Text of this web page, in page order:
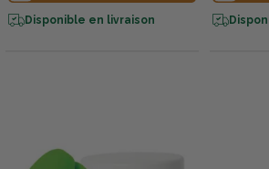
Disponible en livraison